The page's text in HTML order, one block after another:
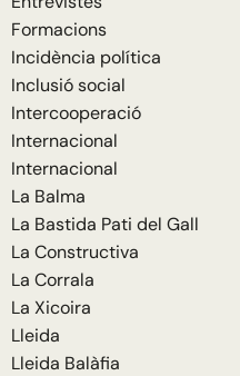
Formacions
Incidència política
Inclusió social
Intercooperació
Internacional
Internacional
La Balma
La Bastida Pati del Gall
La Constructiva
La Corrala
La Xicoira
Lleida
Lleida Balàfia